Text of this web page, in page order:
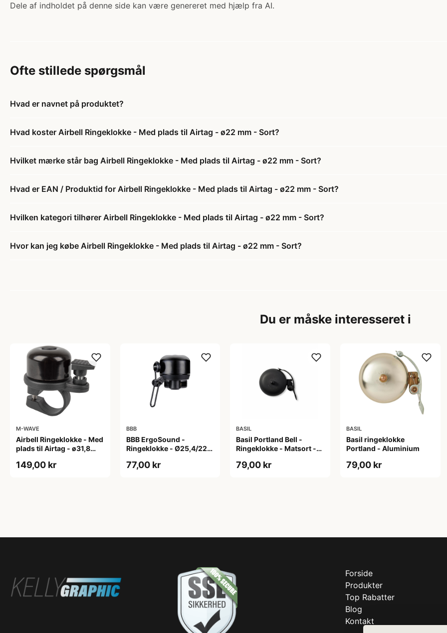
Dele af indholdet på denne side kan være genereret med hjælp fra AI.
Ofte stillede spørgsmål
Hvad er navnet på produktet?
Hvad koster Airbell Ringeklokke - Med plads til Airtag - ø22 mm - Sort?
Hvilket mærke står bag Airbell Ringeklokke - Med plads til Airtag - ø22 mm - Sort?
Hvad er EAN / Produktid for Airbell Ringeklokke - Med plads til Airtag - ø22 mm - Sort?
Hvilken kategori tilhører Airbell Ringeklokke - Med plads til Airtag - ø22 mm - Sort?
Hvor kan jeg købe Airbell Ringeklokke - Med plads til Airtag - ø22 mm - Sort?
Du er måske interesseret i
M-WAVE
Airbell Ringeklokke - Med
plads til Airtag - ø31,8
149,00 kr
BBB
BBB ErgoSound -
Ringeklokke - Ø25,4/22,2
77,00 kr
BASIL
Basil Portland Bell -
Ringeklokke - Matsort -
79,00 kr
BASIL
Basil ringeklokke
Portland - Aluminium
79,00 kr
Forside
Produkter
Top Rabatter
Blog
Kontakt